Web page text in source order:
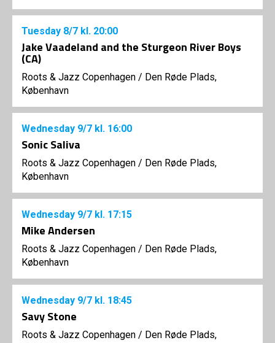
Tuesday 8/7 kl. 20:00
Jake Vaadeland and the Sturgeon River Boys
(CA)
Roots & Jazz Copenhagen / Den Røde Plads,
København
Wednesday 9/7 kl. 16:00
Sonic Saliva
Roots & Jazz Copenhagen / Den Røde Plads,
København
Wednesday 9/7 kl. 17:15
Mike Andersen
Roots & Jazz Copenhagen / Den Røde Plads,
København
Wednesday 9/7 kl. 18:45
Savy Stone
Roots & Jazz Copenhagen / Den Røde Plads,